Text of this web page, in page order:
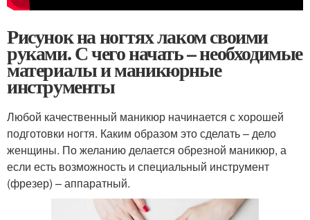
Рисунок на ногтях лаком своими
руками. С чего начать – необходимые
материалы и маникюрные
инструменты
Любой качественный маникюр начинается с хорошей
подготовки ногтя. Каким образом это сделать – дело
женщины. По желанию делается обрезной маникюр, а
если есть возможность и специальный инструмент
(фрезер) – аппаратный.